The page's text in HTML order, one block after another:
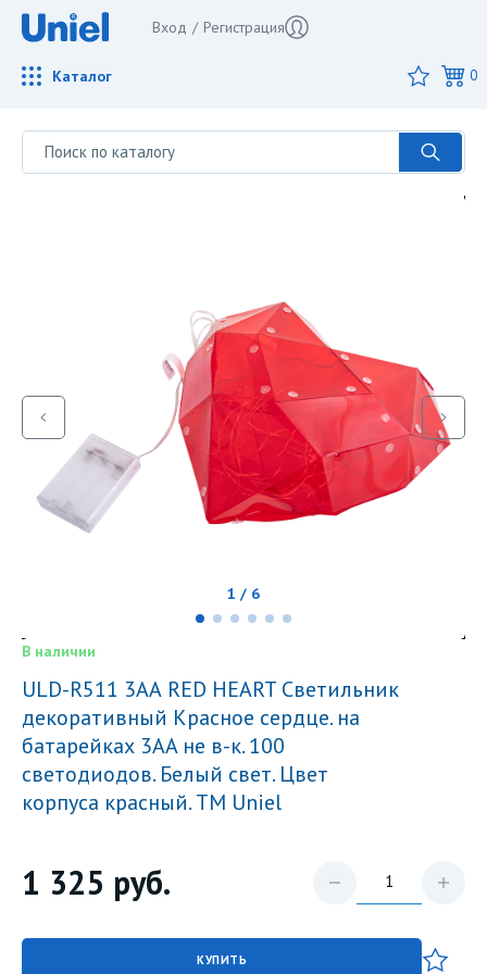
Вход / Регистрация
Каталог 0
1 / 6
В наличии
ULD-R511 3АА RED HEART Светильник
декоративный Красное сердце. на
батарейках 3AA не в-к. 100
светодиодов. Белый свет. Цвет
корпуса красный. TM Uniel
1 325 руб.
КУПИТЬ